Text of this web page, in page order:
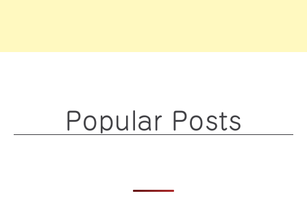
Popular Posts